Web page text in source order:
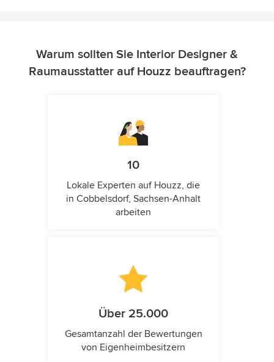
Warum sollten Sie Interior Designer &
Raumausstatter auf Houzz beauftragen?
10
Lokale Experten auf Houzz, die
in Cobbelsdorf, Sachsen-Anhalt
arbeiten
Über 25.000
Gesamtanzahl der Bewertungen
von Eigenheimbesitzern